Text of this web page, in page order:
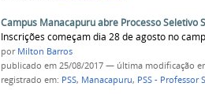
Campus Manacapuru abre Processo
Inscrições começam dia 28 de agosto no
por Milton Barros
publicado em 25/08/2017 — última modificação
registrado em: PSS, Manacapuru, PSS - Professor